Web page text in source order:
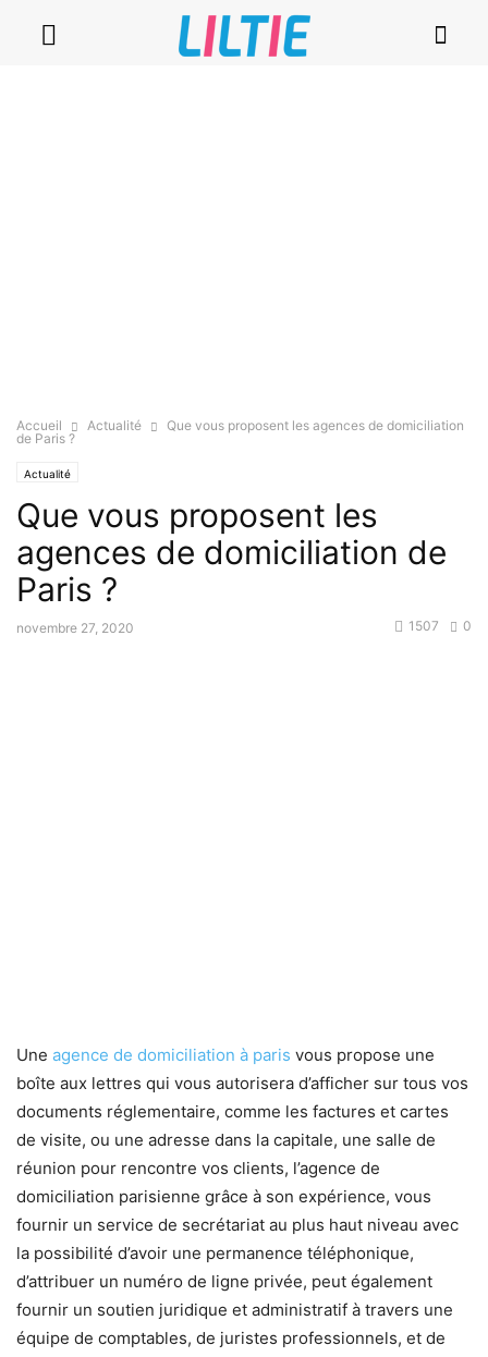
Accueil Actualité
Que vous proposent les agences de domiciliation
de Paris ?
Actualité
Que vous proposent les
agences de domiciliation de
Paris ?
novembre 27, 2020 0
1507
Une agence de domiciliation à paris vous propose une
boîte aux lettres qui vous autorisera d’afficher sur tous vos
documents réglementaire, comme les factures et cartes
de visite, ou une adresse dans la capitale, une salle de
réunion pour rencontre vos clients, l’agence de
domiciliation parisienne grâce à son expérience, vous
fournir un service de secrétariat au plus haut niveau avec
la possibilité d’avoir une permanence téléphonique,
d’attribuer un numéro de ligne privée, peut également
fournir un soutien juridique et administratif à travers une
équipe de comptables, de juristes professionnels, et de